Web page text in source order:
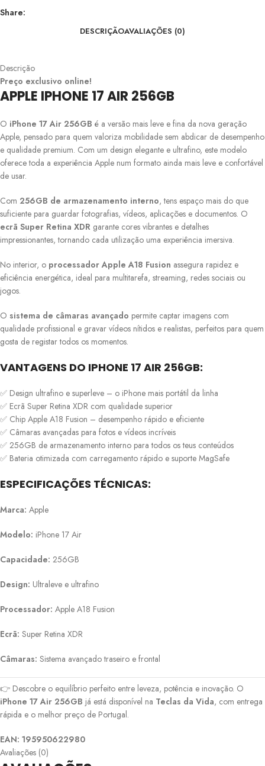
Share:
DESCRIÇÃOAVALIAÇÕES (0)
Descrição
Preço exclusivo online!
APPLE IPHONE 17 AIR 256GB
O iPhone 17 Air 256GB é a versão mais leve e fina da nova geração
Apple, pensado para quem valoriza mobilidade sem abdicar de desempenho
e qualidade premium. Com um design elegante e ultrafino, este modelo
oferece toda a experiência Apple num formato ainda mais leve e confortável
de usar.
Com 256GB de armazenamento interno, tens espaço mais do que
suficiente para guardar fotografias, vídeos, aplicações e documentos. O
ecrã Super Retina XDR garante cores vibrantes e detalhes
impressionantes, tornando cada utilização uma experiência imersiva.
No interior, o processador Apple A18 Fusion assegura rapidez e
eficiência energética, ideal para multitarefa, streaming, redes sociais ou
jogos.
O sistema de câmaras avançado permite captar imagens com
qualidade profissional e gravar vídeos nítidos e realistas, perfeitos para quem
gosta de registar todos os momentos.
VANTAGENS DO IPHONE 17 AIR 256GB:
✅ Design ultrafino e superleve – o iPhone mais portátil da linha
✅ Ecrã Super Retina XDR com qualidade superior
✅ Chip Apple A18 Fusion – desempenho rápido e eficiente
✅ Câmaras avançadas para fotos e vídeos incríveis
✅ 256GB de armazenamento interno para todos os teus conteúdos
✅ Bateria otimizada com carregamento rápido e suporte MagSafe
ESPECIFICAÇÕES TÉCNICAS:
Marca: Apple
Modelo: iPhone 17 Air
Capacidade: 256GB
Design: Ultraleve e ultrafino
Processador: Apple A18 Fusion
Ecrã: Super Retina XDR
Câmaras: Sistema avançado traseiro e frontal
👉 Descobre o equilíbrio perfeito entre leveza, potência e inovação. O
iPhone 17 Air 256GB já está disponível na Teclas da Vida, com entrega
rápida e o melhor preço de Portugal.
EAN: 195950622980
Avaliações (0)